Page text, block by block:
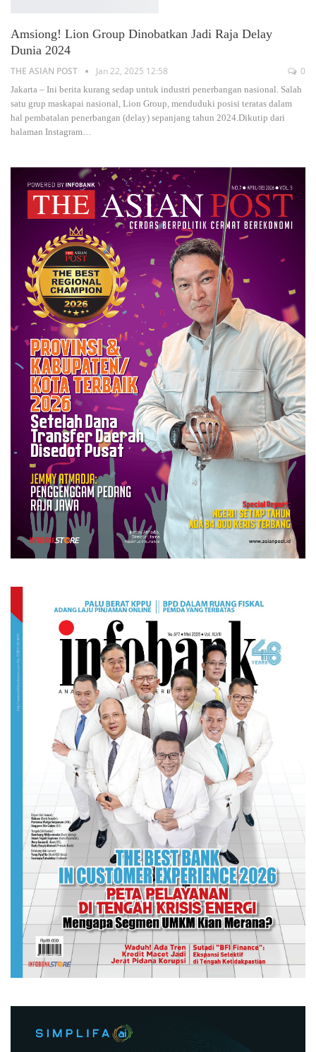
Amsiong! Lion Group Dinobatkan Jadi Raja Delay
Dunia 2024
THE ASIAN POST Jan 22, 2025 12:58 0
Jakarta – Ini berita kurang sedap untuk industri penerbangan nasional. Salah
satu grup maskapai nasional, Lion Group, menduduki posisi teratas dalam
hal pembatalan penerbangan (delay) sepanjang tahun 2024.Dikutip dari
halaman Instagram